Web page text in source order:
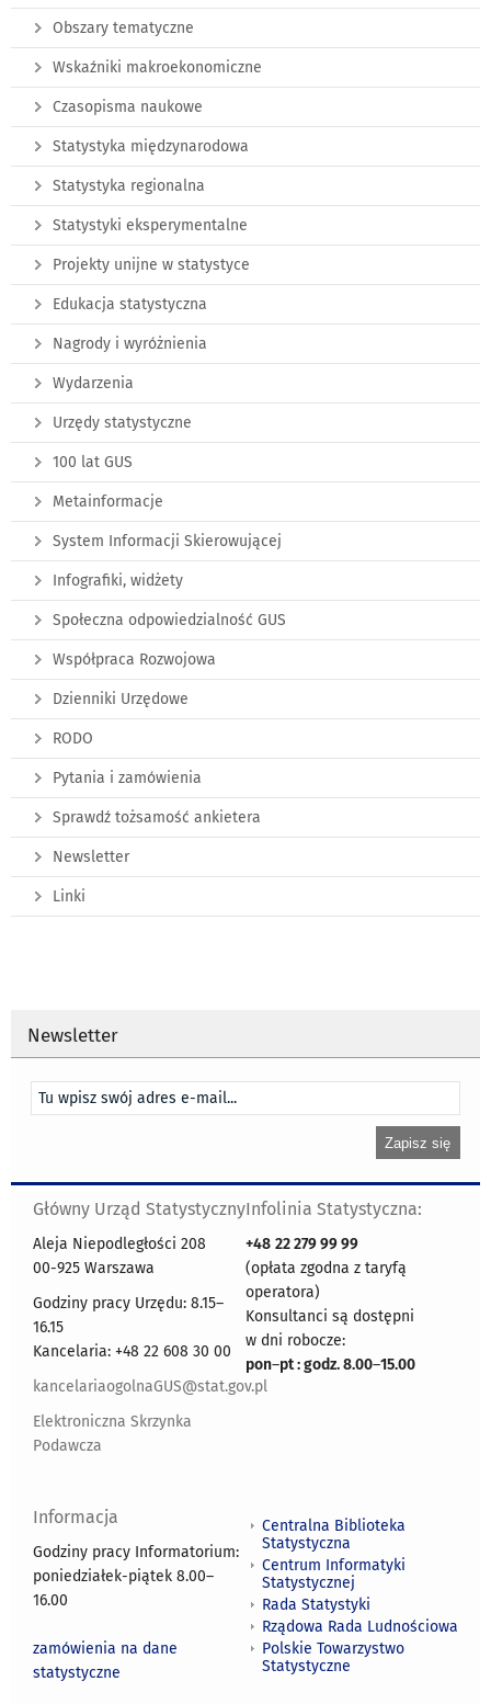
Obszary tematyczne
Wskaźniki makroekonomiczne
Czasopisma naukowe
Statystyka międzynarodowa
Statystyka regionalna
Statystyki eksperymentalne
Projekty unijne w statystyce
Edukacja statystyczna
Nagrody i wyróżnienia
Wydarzenia
Urzędy statystyczne
100 lat GUS
Metainformacje
System Informacji Skierowującej
Infografiki, widżety
Społeczna odpowiedzialność GUS
Współpraca Rozwojowa
Dzienniki Urzędowe
RODO
Pytania i zamówienia
Sprawdź tożsamość ankietera
Newsletter
Linki
Newsletter
Główny Urząd Statystyczny
Aleja Niepodległości 208
00-925 Warszawa
Godziny pracy Urzędu: 8.15–
16.15
Kancelaria: +48 22 608 30 00
kancelariaogolnaGUS@stat.gov.pl
Elektroniczna Skrzynka
Podawcza
Infolinia Statystyczna:
+48 22 279 99 99
(opłata zgodna z taryfą
operatora)
Konsultanci są dostępni
w dni robocze:
pon–pt : godz. 8.00–15.00
Informacja
Godziny pracy Informatorium:
poniedziałek-piątek 8.00–
16.00
zamówienia na dane
statystyczne
Centralna Biblioteka
Statystyczna
Centrum Informatyki
Statystycznej
Rada Statystyki
Rządowa Rada Ludnościowa
Polskie Towarzystwo
Statystyczne